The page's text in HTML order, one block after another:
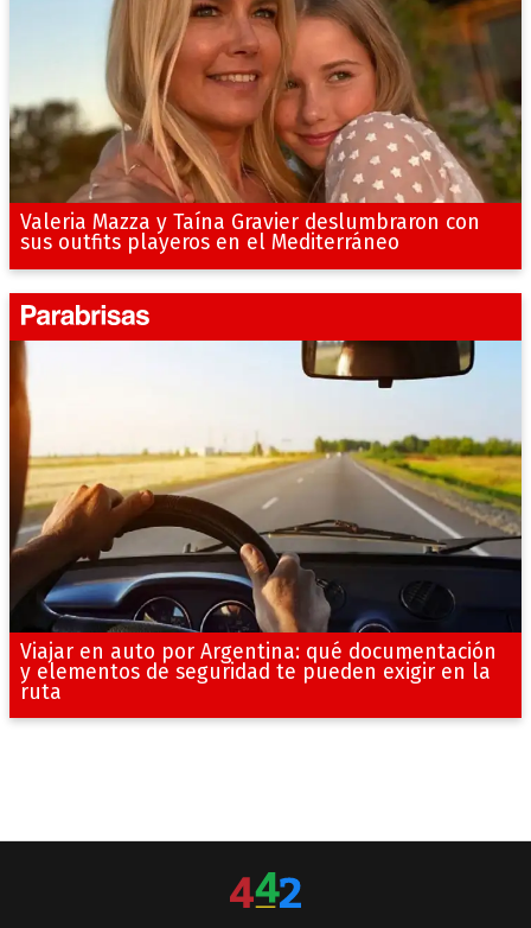
Valeria Mazza y Taína Gravier deslumbraron con
sus outfits playeros en el Mediterráneo
Viajar en auto por Argentina: qué documentación
y elementos de seguridad te pueden exigir en la
ruta